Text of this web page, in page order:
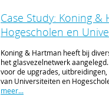
Case Study: Koning
Hogescholen en
Koning & Hartman heeft bij
het glasvezelnetwerk
voor de upgrades,
van Universiteiten en
meer...